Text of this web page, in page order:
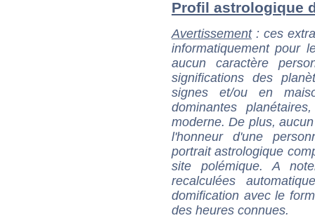
Profil astrologique
Avertissement: ces
informatiquement pour
aucun caractère
significations des
signes et/ou en
dominantes
moderne. De plus,
l'honneur d'une
portrait astrologique
site polémique. A
recalculées
domification avec le
des heures connues.